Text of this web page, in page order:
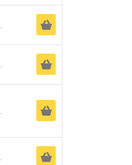
Ä
Ä
Ä
Ä